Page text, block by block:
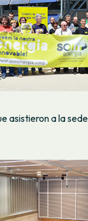
asistieron a la